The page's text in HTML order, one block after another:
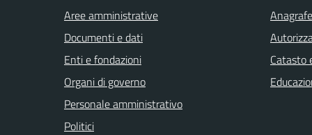
Aree amministrative
Documenti e dati
Enti e fondazioni
Organi di governo
Personale amministrativo
Politici
Catasto